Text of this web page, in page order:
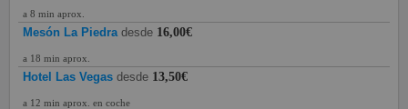
a 8 min aprox.
Mesón La Piedra desde 16,00€
a 18 min aprox.
Hotel Las Vegas desde 13,50€
a 12 min aprox. en coche